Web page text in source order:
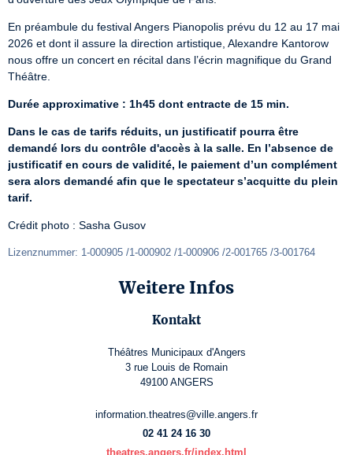
En préambule du festival Angers Pianopolis prévu du 12 au 17 mai
2026 et dont il assure la direction artistique, Alexandre Kantorow
nous offre un concert en récital dans l’écrin magnifique du Grand
Théâtre.
Durée approximative : 1h45 dont entracte de 15 min.
Dans le cas de tarifs réduits, un justificatif pourra être
demandé lors du contrôle d'accès à la salle. En l’absence de
justificatif en cours de validité, le paiement d’un complément
sera alors demandé afin que le spectateur s’acquitte du plein
tarif.
Crédit photo : Sasha Gusov
Lizenznummer: 1-000905 /1-000902 /1-000906 /2-001765 /3-001764
Weitere Infos
Kontakt
Théâtres Municipaux d'Angers
3 rue Louis de Romain
49100 ANGERS
information.theatres@ville.angers.fr
02 41 24 16 30
theatres.angers.fr/index.html